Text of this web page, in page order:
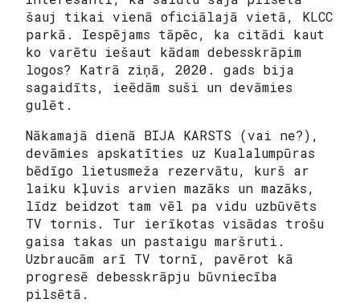
šauj tikai vienā oficiālajā vietā, KLCC
parkā. Iespējams tāpēc, ka citādi kaut
ko varētu iešaut kādam debesskrāpim
logos? Katrā ziņā, 2020. gads bija
sagaidīts, ieēdām suši un devāmies
gulēt.
Nākamajā dienā BIJA KARSTS (vai ne?),
devāmies apskatīties uz Kualalumpūras
bēdīgo lietusmeža rezervātu, kurš ar
laiku kļuvis arvien mazāks un mazāks,
līdz beidzot tam vēl pa vidu uzbūvēts
TV tornis. Tur ierīkotas visādas trošu
gaisa takas un pastaigu maršruti.
Uzbraucām arī TV tornī, pavērot kā
progresē debesskrāpju būvniecība
pilsētā.